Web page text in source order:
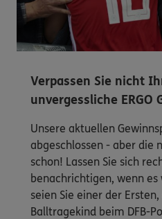
Verpassen Sie nicht
unvergessliche ERGO
Unsere aktuellen
abgeschlossen - aber die
schon! Lassen Sie sich
benachrichtigen, wenn es
seien Sie einer der
Balltragekind beim DFB-